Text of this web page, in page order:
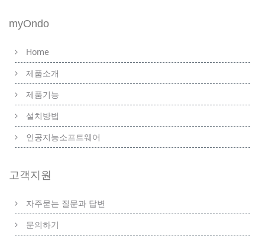
myOndo
Home
제품소개
제품기능
설치방법
인공지능소프트웨어
고객지원
자주묻는 질문과 답변
문의하기